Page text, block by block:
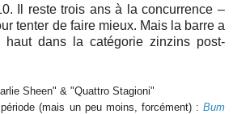
Il reste trois ans à la concurrence –
tenter de faire mieux. Mais la barre a
haut dans la catégorie zinzins post-
Sheen" & "Quattro Stagioni"
(mais un peu moins, forcément) : Bum